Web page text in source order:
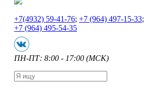
+7(4932) 59-41-76; +7 (964) 497-15-33;
+7 (964) 495-54-35
ПН-ПТ: 8:00 - 17:00 (МСК)